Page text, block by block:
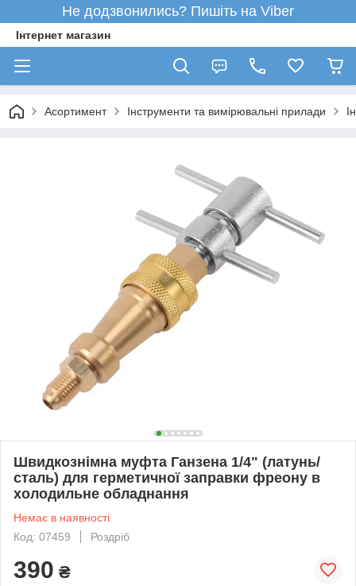
Не додзвонились? Пишіть на Viber
Інтернет магазин
Асортимент Інструменти та вимірювальні прилади
Швидкознімна муфта Ганзена 1/4" (латунь/
сталь) для герметичної заправки фреону в
холодильне обладнання
Немає в наявності
Код: 07459
Роздріб
390 ₴